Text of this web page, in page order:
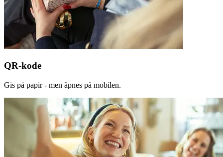
QR-kode
Gis på papir - men åpnes på mobilen.